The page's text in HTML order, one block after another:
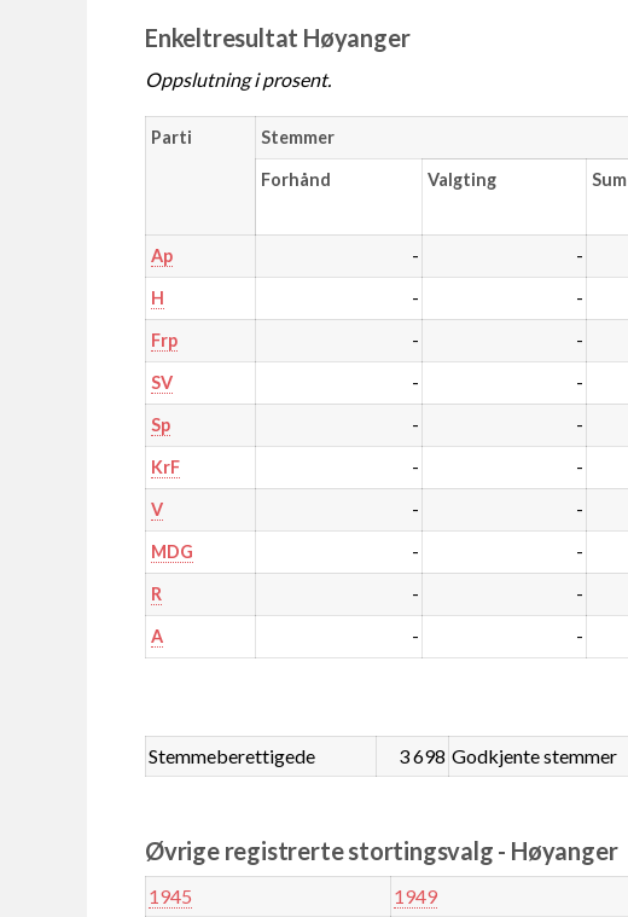
Enkeltresultat Høyanger
Oppslutning i prosent.
Parti Stemmer
Forhånd Valgting Sum
Ap - -
H - -
Frp - -
SV - -
Sp - -
KrF - -
V - -
MDG - -
R - -
A - -
Stemmeberettigede 3 698 Godkjente stemmer
Øvrige registrerte stortingsvalg - Høyanger
1945 1949